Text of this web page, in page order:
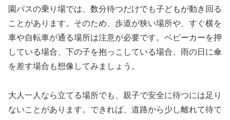
園バスの乗り場では、数分待つだけでも子どもが動き回る
ことがあります。そのため、歩道が狭い場所や、すぐ横を
車や自転車が通る場所は注意が必要です。ベビーカーを押
している場合、下の子を抱っこしている場合、雨の日に傘
を差す場合も想像してみましょう。
大人一人なら立てる場所でも、親子で安全に待つには足り
ないことがあります。できれば、道路から少し離れて待て